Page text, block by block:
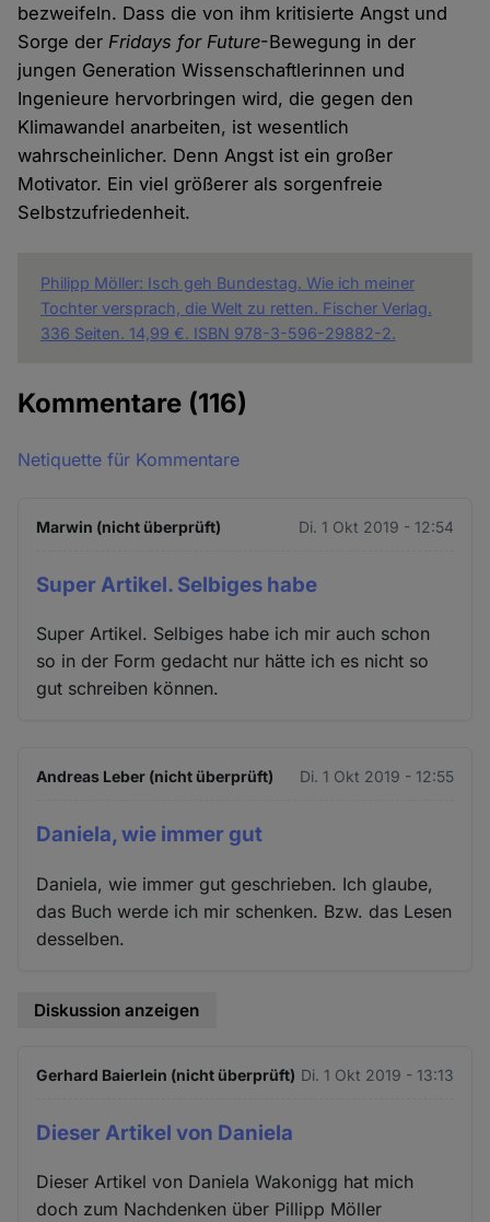
bezweifeln. Dass die von ihm kritisierte Angst und
Sorge der Fridays for Future-Bewegung in der
jungen Generation Wissenschaftlerinnen und
Ingenieure hervorbringen wird, die gegen den
Klimawandel anarbeiten, ist wesentlich
wahrscheinlicher. Denn Angst ist ein großer
Motivator. Ein viel größerer als sorgenfreie
Selbstzufriedenheit.
Philipp Möller: Isch geh Bundestag. Wie ich meiner
Tochter versprach, die Welt zu retten. Fischer Verlag.
336 Seiten. 14,99 €. ISBN 978-3-596-29882-2.
Kommentare (116)
Netiquette für Kommentare
Marwin (nicht überprüft) Di. 1 Okt 2019 - 12:54
Super Artikel. Selbiges habe
Super Artikel. Selbiges habe ich mir auch schon
so in der Form gedacht nur hätte ich es nicht so
gut schreiben können.
Andreas Leber (nicht überprüft) Di. 1 Okt 2019 - 12:55
Daniela, wie immer gut
Daniela, wie immer gut geschrieben. Ich glaube,
das Buch werde ich mir schenken. Bzw. das Lesen
desselben.
Diskussion anzeigen
Gerhard Baierlein (nicht überprüft) Di. 1 Okt 2019 - 13:13
Dieser Artikel von Daniela
Dieser Artikel von Daniela Wakonigg hat mich
doch zum Nachdenken über Pillipp Möller